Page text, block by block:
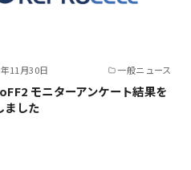
11月30日 一般ニュース
モニターアンケート結果を
ました